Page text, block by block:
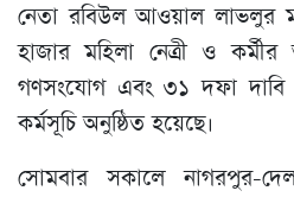
নেতা রবিউল আওয়াল লাভলুর
হাজার মহিলা নেত্রী ও কর্মীর
গণসংযোগ এবং ৩১ দফা দাবি
কর্মসূচি অনুষ্ঠিত হয়েছে।
সোমবার সকালে নাগরপুর-